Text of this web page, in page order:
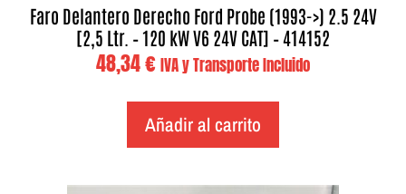
Faro Delantero Derecho Ford Probe (1993->) 2.5 24V
[2,5 Ltr. – 120 kW V6 24V CAT] – 414152
48,34€ IVA y Transporte Incluido
Añadir al carrito